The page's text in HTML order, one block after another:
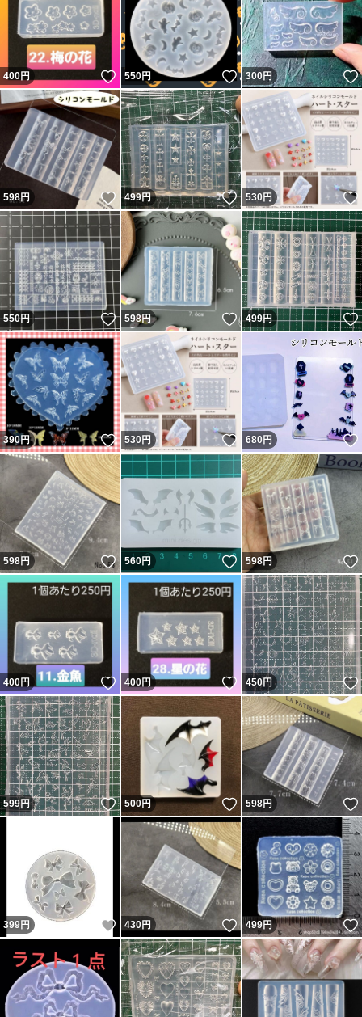
400円 いいね！
550円 いいね！
300円
598円 いいね！
499円 いいね！
530円
550円 いいね！
598円 いいね！
499円
390円 いいね！
530円 いいね！
680円
598円 いいね！
560円 いいね！
598円
400円 いいね！
400円 いいね！
450円
599円 いいね！
500円 いいね！
598円
399円 いいね！
430円 いいね！
499円